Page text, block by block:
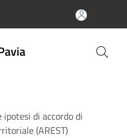
di accordo di
(AREST)